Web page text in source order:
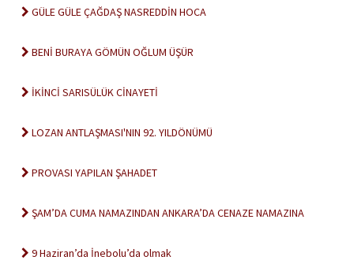
GÜLE GÜLE ÇAĞDAŞ NASREDDİN HOCA
BENİ BURAYA GÖMÜN OĞLUM ÜŞÜR
İKİNCİ SARISÜLÜK CİNAYETİ
LOZAN ANTLAŞMASI'NIN 92. YILDÖNÜMÜ
PROVASI YAPILAN ŞAHADET
ŞAM’DA CUMA NAMAZINDAN ANKARA’DA CENAZE NAMAZINA
9 Haziran’da İnebolu’da olmak